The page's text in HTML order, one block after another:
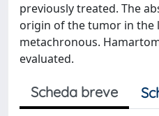
previously treated. The
origin of the tumor in the
metachronous.
evaluated.
Scheda breve